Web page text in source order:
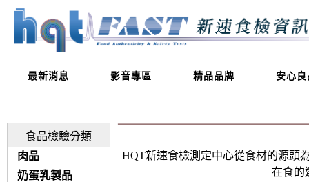
最新消息 影音專區 精品品牌 安心良
食品檢驗分類
肉品
奶蛋乳製品
HQT新速食檢測定中心從食材的源頭
在食的